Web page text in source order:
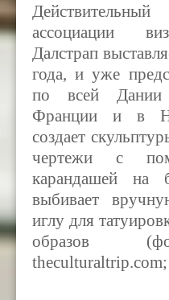
ассоциации
Далстрап
года, и уже
по всей Дании
Франции и в
создает
чертежи с
карандашей на
выбивает
иглу для
образов